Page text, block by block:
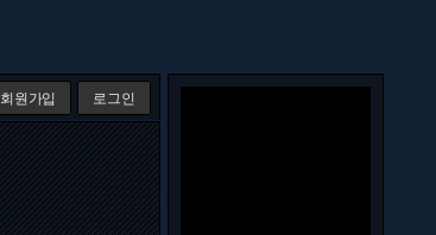
회원가입 로그인